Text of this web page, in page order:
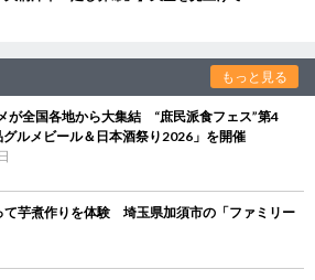
もっと見る
が全国各地から大集結 “庶民派食フェス”第4
ルメビール＆日本酒祭り2026」を開催
て芋煮作りを体験 埼玉県加須市の「ファミリー